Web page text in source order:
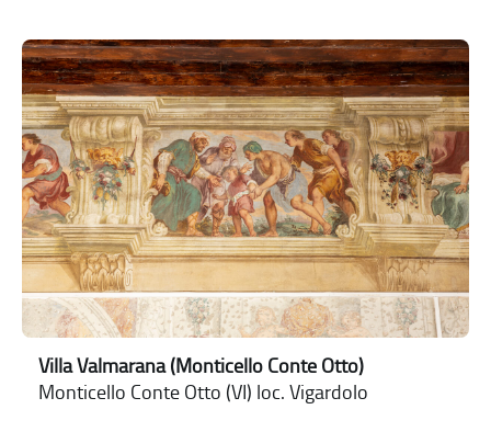
Villa Valmarana (Monticello Conte Otto)
Monticello Conte Otto (VI) loc. Vigardolo